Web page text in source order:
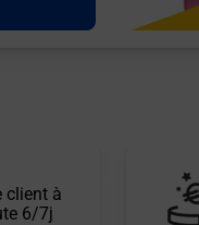
client à
6/7j